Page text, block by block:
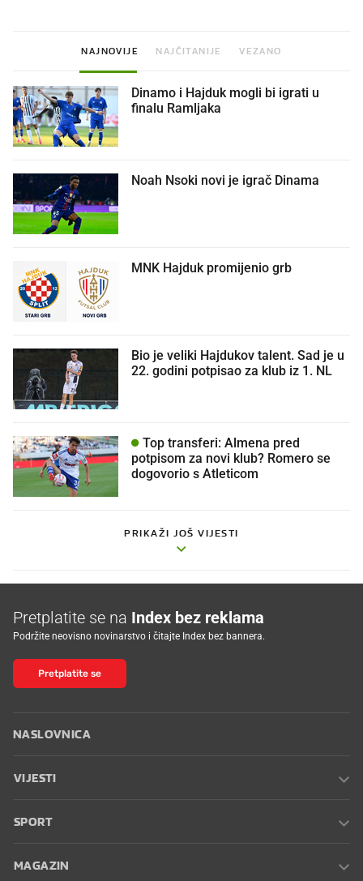
NAJNOVIJE NAJČITANIJE VEZANO
Dinamo i Hajduk mogli bi igrati u
finalu Ramljaka
Noah Nsoki novi je igrač Dinama
MNK Hajduk promijenio grb
Bio je veliki Hajdukov talent. Sad je u
22. godini potpisao za klub iz 1. NL
Top transferi: Almena pred
potpisom za novi klub? Romero se
dogovorio s Atleticom
PRIKAŽI JOŠ VIJESTI
Pretplatite se na Index bez reklama
Podržite neovisno novinarstvo i čitajte Index bez bannera.
Pretplatite se
NASLOVNICA
VIJESTI
SPORT
MAGAZIN